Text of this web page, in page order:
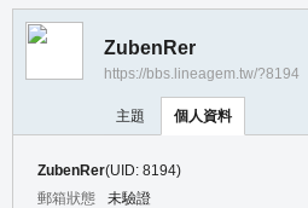
ZubenRer
https://bbs.lineagem.tw/?8194
主題 個人資料
ZubenRer(UID: 8194)
郵箱狀態
未驗證